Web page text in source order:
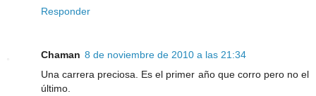
Responder
Chaman 8 de noviembre de 2010 a las 21:34
Una carrera preciosa. Es el primer año que corro pero no el
último.